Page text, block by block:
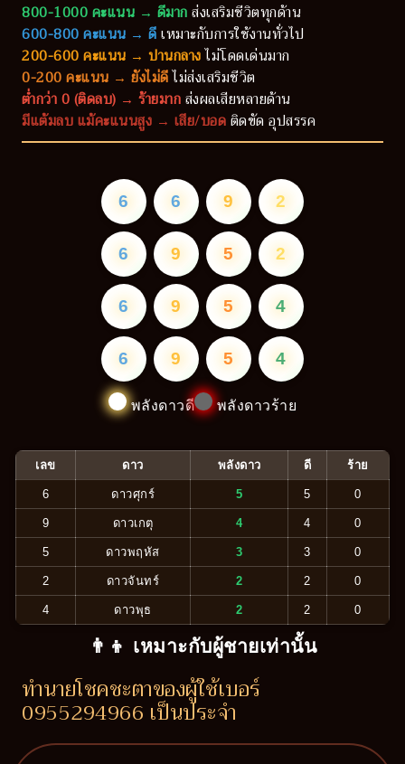
800-1000 คะแนน → ดีมากส่งเสริมชีวิตทุกด้าน
600-800 คะแนน → ดีเหมาะกับการใช้งานทั่วไป
200-600 คะแนน → ปานกลางไม่โดดเด่นมาก
0-200 คะแนน → ยังไม่ดีไม่ส่งเสริมชีวิต
ต่ำกว่า 0 (ติดลบ) → ร้ายมากส่งผลเสียหลายด้าน
มีแต้มลบ แม้คะแนนสูง → เสีย/บอดติดขัด อุปสรรค
6 6 9 2
6 9 5 2
6 9 5 4
6 9 5 4
พลังดาวดี พลังดาวร้าย
เลข ดาว พลังดาว ดี ร้าย
6 ดาวศุกร์ 5 5 0
9 ดาวเกตุ 4 4 0
5 ดาวพฤหัส 3 3 0
2 ดาวจันทร์ 2 2 0
4 ดาวพุธ 2 2 0
👨‍👦 เหมาะกับผู้ชายเท่านั้น
ทำนายโชคชะตาของผู้ใช้เบอร์
0955294966 เป็นประจำ